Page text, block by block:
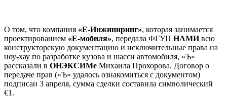
О том, что компания «Е-Инжиниринг», которая занимается
проектированием «Е-мобиля», передала ФГУП НАМИвсю
конструкторскую документацию и исключительные права на
ноу-хау по разработке кузова и шасси автомобиля, «Ъ»
рассказали в ОНЭКСИМе Михаила Прохорова. Договор о
передаче прав («Ъ» удалось ознакомиться с документом)
подписан 3 апреля, сумма сделки составила символический
€1.